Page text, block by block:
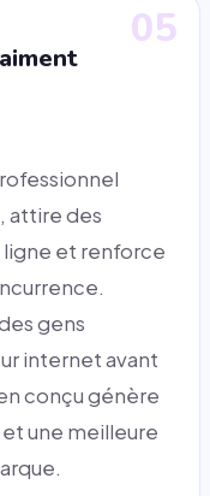
05
attire des
ligne et renforce
gens
internet avant
conçu génère
une meilleure